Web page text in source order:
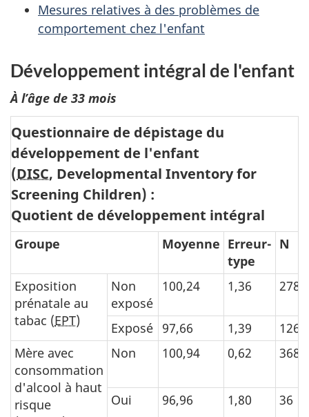
Mesures relatives à des problèmes de
comportement chez l'enfant
Développement intégral de l'enfant
À l’âge de 33 mois
Questionnaire de dépistage du
développement de l'enfant
(DISC, Developmental Inventory for
Screening Children) :
Quotient de développement intégral
Groupe Moyenne Erreur-
type
N
Exposition
prénatale au
tabac (EPT)
Non
exposé
100,24 1,36 278
Exposé 97,66 1,39
126
Mère avec
consommation
d'alcool à haut
risque
Non 100,94 0,62 368
Oui 96,96 1,80 36